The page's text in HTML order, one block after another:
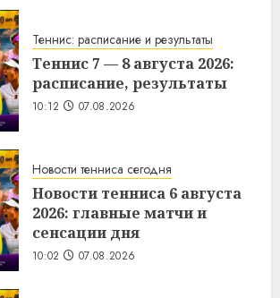
10:16
Теннис: расписание и результаты
Теннис 7 — 8 августа 2026:
расписание, результаты
10:12 07.08.2026
Новости тенниса сегодня
Новости тенниса 6 августа
2026: главные матчи и
сенсации дня
10:02 07.08.2026